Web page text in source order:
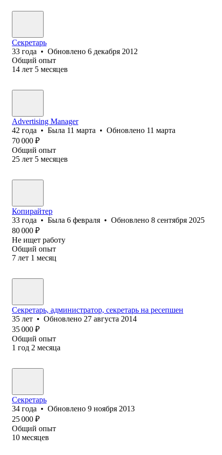
Секретарь
33 года • Обновлено 6 декабря 2012
Общий опыт
14 лет 5 месяцев
Advertising Manager
42 года • Была 11 марта • Обновлено 11 марта
70 000 ₽
Общий опыт
25 лет 5 месяцев
Копирайтер
33 года • Была 6 февраля • Обновлено 8 сентября 2025
80 000 ₽
Не ищет работу
Общий опыт
7 лет 1 месяц
Секретарь, администратор, секретарь на ресепшен
35 лет • Обновлено 27 августа 2014
35 000 ₽
Общий опыт
1 год 2 месяца
Секретарь
34 года • Обновлено 9 ноября 2013
25 000 ₽
Общий опыт
10 месяцев